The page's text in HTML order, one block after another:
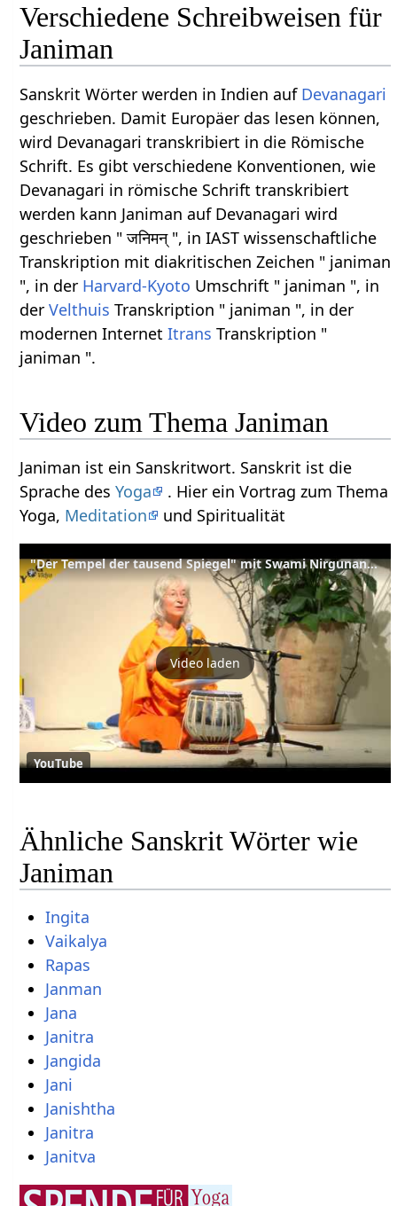
Verschiedene Schreibweisen für
Janiman
Sanskrit Wörter werden in Indien auf Devanagari
geschrieben. Damit Europäer das lesen können,
wird Devanagari transkribiert in die Römische
Schrift. Es gibt verschiedene Konventionen, wie
Devanagari in römische Schrift transkribiert
werden kann Janiman auf Devanagari wird
geschrieben " जनिमन् ", in IAST wissenschaftliche
Transkription mit diakritischen Zeichen " janiman
", in der Harvard-Kyoto Umschrift " janiman ", in
derVelthuis Transkription " janiman ", in der
modernen InternetItrans Transkription "
janiman ".
Video zum Thema Janiman
Janiman ist ein Sanskritwort. Sanskrit ist die
Sprache desYoga
. Hier ein Vortrag zum Thema
Yoga, Meditation und Spiritualität
"Der Tempel der tausend Spiegel" mit Swami Nirgunananda
Video laden
YouTube
Ähnliche Sanskrit Wörter wie
Janiman
Ingita
Vaikalya
Rapas
Janman
Jana
Janitra
Jangida
Jani
Janishtha
Janitra
Janitva